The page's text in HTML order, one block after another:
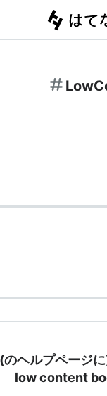
のヘルプページ
low content